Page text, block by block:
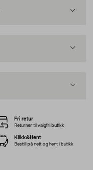
Fri retur
Returner til valgfri butikk
Klikk&Hent
Bestill på nett og hent i butikk